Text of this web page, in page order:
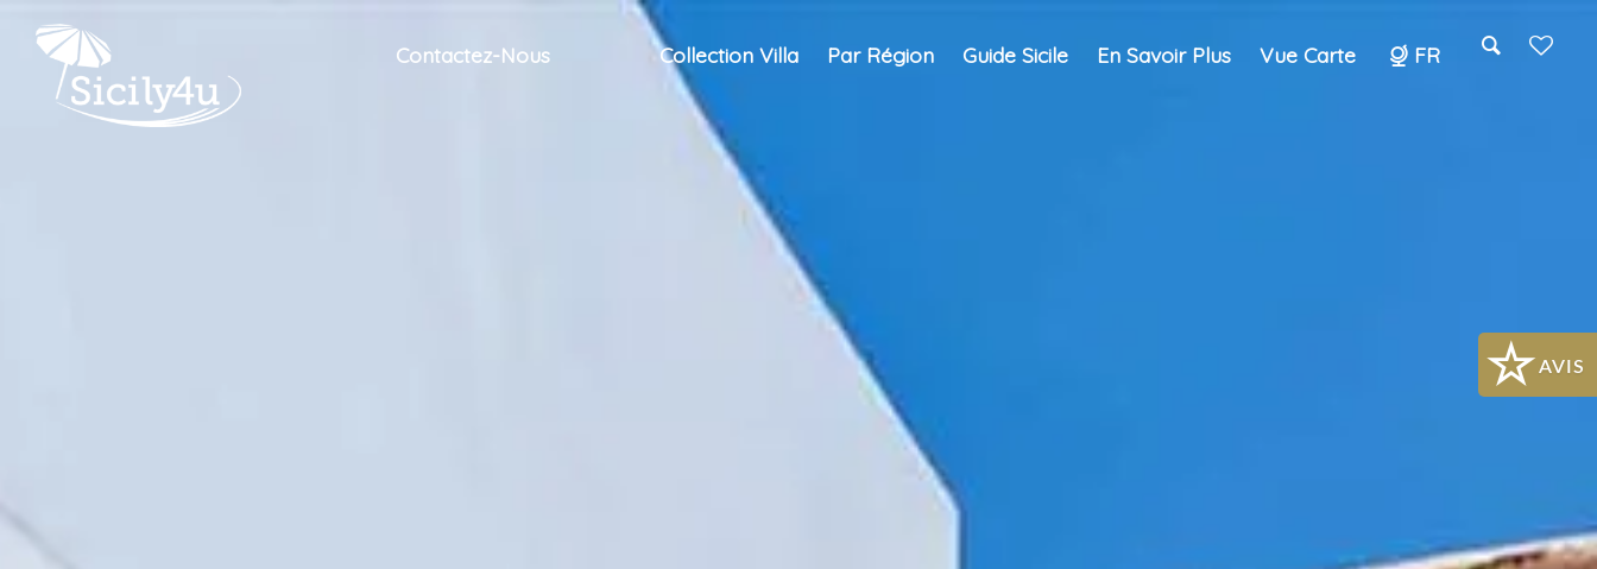
Contactez-Nous Collection Villa Par Région Guide Sicile En Savoir Plus Vue Carte FR
AVIS